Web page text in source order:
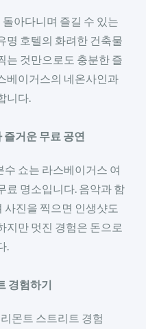
아다니며 즐길 수 있는
명 호텔의 화려한 건축물
는 것만으로도 충분한 즐
베이거스의 네온사인과
니다.
즐거운 무료 공연
쇼는 라스베이거스 여
료 명소입니다. 음악과 함
진을 찍으면 인생샷도
지만 멋진 경험은 돈으로
.
경험하기
몬트 스트리트 경험